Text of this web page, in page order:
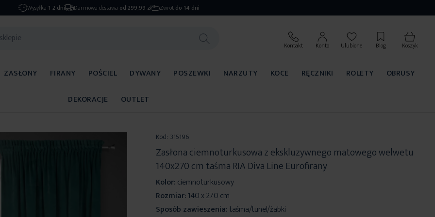
Wysyłka 1-2 dni Darmowa dostawa od 299,99 zł Zwrot do 14 dni
Kontakt Konto Ulubione Blog Koszyk
ZASŁONY FIRANY POŚCIEL DYWANY POSZEWKI NARZUTY KOCE RĘCZNIKI ROLETY
OBRUSY
DEKORACJE
OUTLET
Kod: 315196
Zasłona ciemnoturkusowa z ekskluzywnego matowego welwetu
140x270 cm taśma RIA Diva Line Eurofirany
Kolor:ciemnoturkusowy
Rozmiar:140 x 270 cm
Sposób zawieszenia:taśma/tunel/żabki